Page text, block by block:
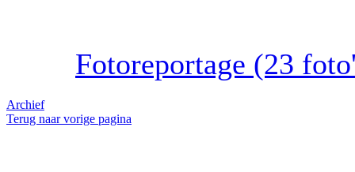
Fotoreportage (23
Archief
Terug naar vorige pagina